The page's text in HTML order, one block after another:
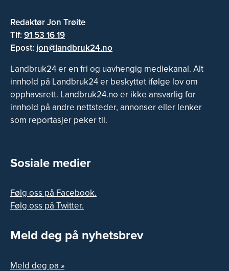
Redaktør Jon Trøite
Tlf:91 53 16 19
Epost: jon@landbruk24.no
Landbruk24 er en fri og uavhengig mediekanal. Alt
innhold på Landbruk24 er beskyttet ifølge lov om
opphavsrett. Landbruk24.no er ikke ansvarlig for
innhold på andre nettsteder, annonser eller lenker
som reportasjer peker til.
Sosiale medier
Følg oss på Facebook.
Følg oss på Twitter.
Meld deg på nyhetsbrev
Meld deg på »